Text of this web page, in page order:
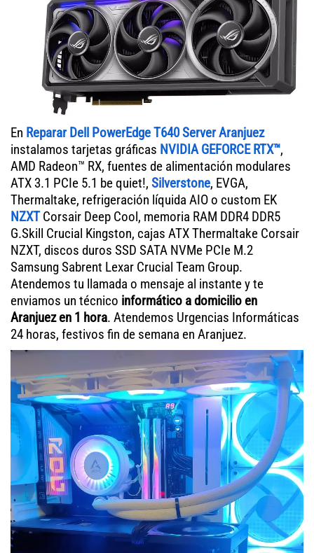
En Reparar Dell PowerEdge T640 Server Aranjuez
instalamos tarjetas gráficas NVIDIA GEFORCE RTX™,
AMD Radeon™ RX, fuentes de alimentación modulares
ATX 3.1 PCIe 5.1 be quiet!, Silverstone, EVGA,
Thermaltake, refrigeración líquida AIO o custom EK
NZXTCorsair Deep Cool, memoria RAM DDR4 DDR5
G.Skill Crucial Kingston, cajas ATX Thermaltake Corsair
NZXT, discos duros SSD SATA NVMe PCIe M.2
Samsung Sabrent Lexar Crucial Team Group.
Atendemos tu llamada o mensaje al instante y te
enviamos un técnico informático a domicilio en
Aranjuez en 1 hora. Atendemos Urgencias Informáticas
24 horas, festivos fin de semana en Aranjuez.